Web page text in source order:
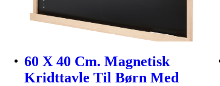
60 X 40 Cm. Magnetisk
Kridttavle Til Børn Med